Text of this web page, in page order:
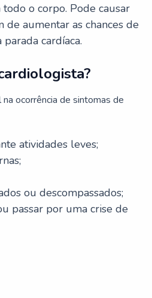
o corpo. Pode causar
de aumentar as chances de
cardíaca.
ocorrência de sintomas de
atividades leves;
ou descompassados;
passar por uma crise de